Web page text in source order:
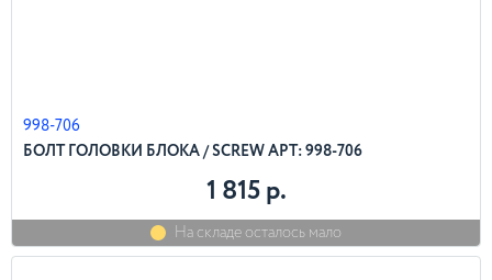
998-706
БОЛТ ГОЛОВКИ БЛОКА / SCREW АРТ: 998-706
1 815 р.
На складе осталось мало